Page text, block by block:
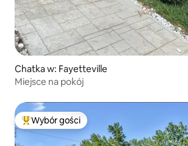
Chatka w: Fayetteville
Miejsce na pokój
Najpopularniejsze z kategorii Wybór gości
Wybór gości